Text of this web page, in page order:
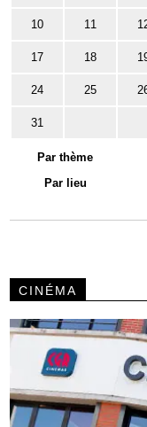
10 11
17 18
24 25
31
Par thème
Par lieu
CINÉMA